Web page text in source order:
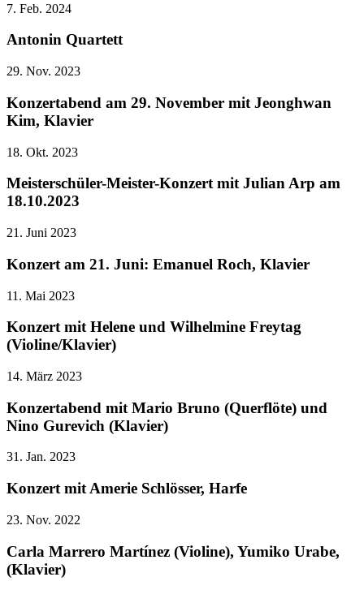
7. Feb. 2024
Antonin Quartett
29. Nov. 2023
Konzertabend am 29. November mit Jeonghwan
Kim, Klavier
18. Okt. 2023
Meisterschüler-Meister-Konzert mit Julian Arp am
18.10.2023
21. Juni 2023
Konzert am 21. Juni: Emanuel Roch, Klavier
11. Mai 2023
Konzert mit Helene und Wilhelmine Freytag
(Violine/Klavier)
14. März 2023
Konzertabend mit Mario Bruno (Querflöte) und
Nino Gurevich (Klavier)
31. Jan. 2023
Konzert mit Amerie Schlösser, Harfe
23. Nov. 2022
Carla Marrero Martínez (Violine), Yumiko Urabe,
(Klavier)